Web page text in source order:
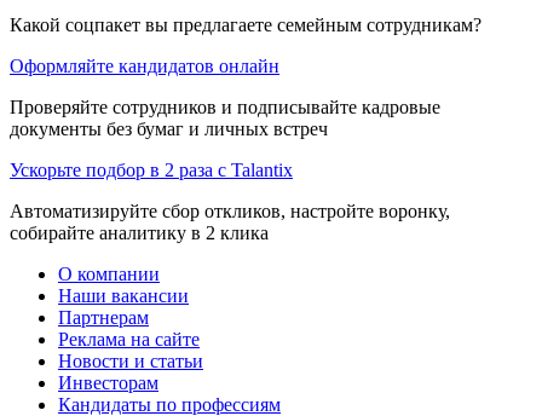
Какой соцпакет вы предлагаете семейным сотрудникам?
Оформляйте кандидатов онлайн
Проверяйте сотрудников и подписывайте кадровые
документы без бумаг и личных встреч
Ускорьте подбор в 2 раза с Talantix
Автоматизируйте сбор откликов, настройте воронку,
собирайте аналитику в 2 клика
О компании
Наши вакансии
Партнерам
Реклама на сайте
Новости и статьи
Инвесторам
Кандидаты по профессиям